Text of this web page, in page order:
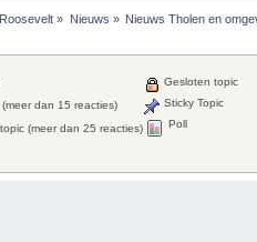
» Nieuws » Nieuws Tholen en
dan 15 reacties)
(meer dan 25 reacties)
Gesloten topic
Sticky Topic
Poll